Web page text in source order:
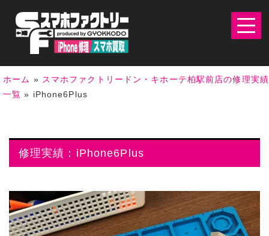
ホーム » スマホファクトリードン・キホーテ柏駅前店の修理実績
一覧 » iPhone6Plus
修理実績：iPhone6Plus